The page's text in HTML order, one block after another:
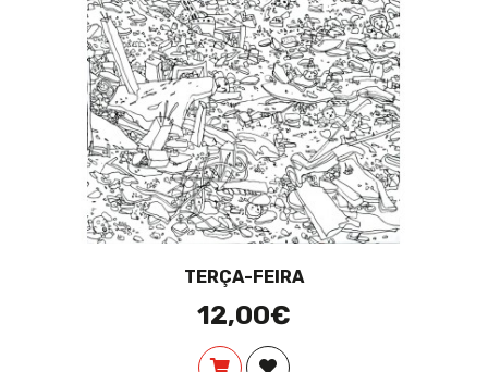
TERÇA-FEIRA
12,00€
COMPRARADICIONAR À LISTA DE